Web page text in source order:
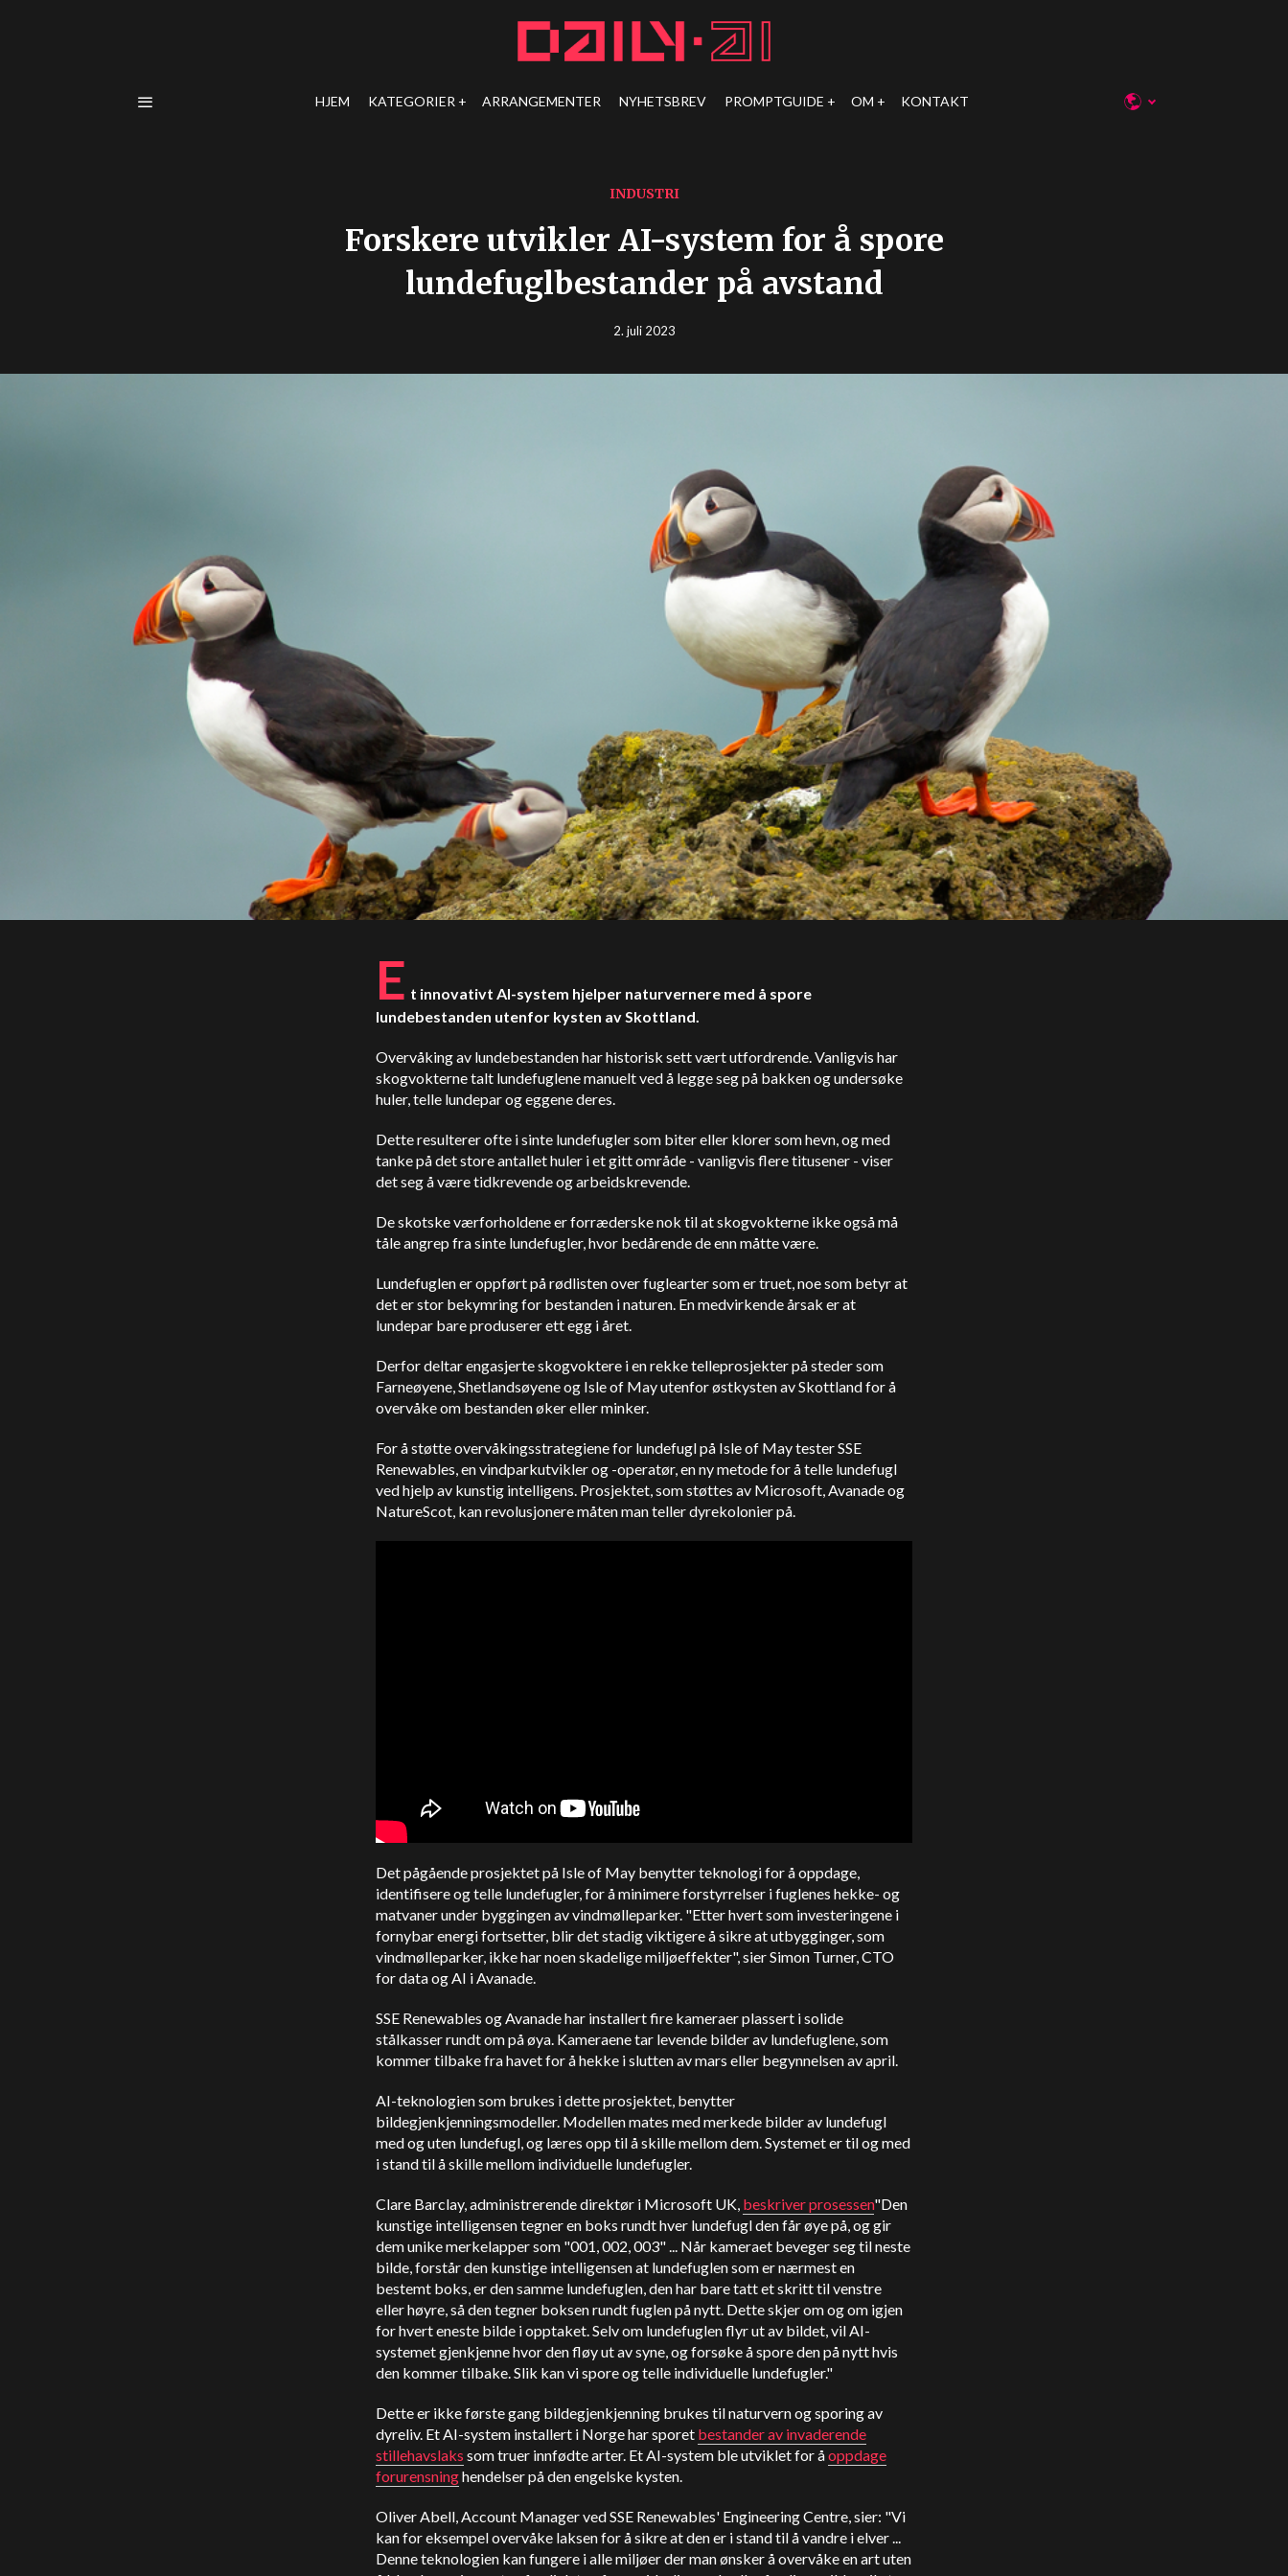
HJEM KATEGORIER ARRANGEMENTER NYHETSBREV PROMPTGUIDE OM KONTAKT
INDUSTRI
Forskere utvikler AI-system for å spore
lundefuglbestander på avstand
2. juli 2023
E t innovativt AI-system hjelper naturvernere med å spore
lundebestanden utenfor kysten av Skottland.
Overvåking av lundebestanden har historisk sett vært utfordrende. Vanligvis har
skogvokterne talt lundefuglene manuelt ved å legge seg på bakken og undersøke
huler, telle lundepar og eggene deres.
Dette resulterer ofte i sinte lundefugler som biter eller klorer som hevn, og med
tanke på det store antallet huler i et gitt område - vanligvis flere titusener - viser
det seg å være tidkrevende og arbeidskrevende.
De skotske værforholdene er forræderske nok til at skogvokterne ikke også må
tåle angrep fra sinte lundefugler, hvor bedårende de enn måtte være.
Lundefuglen er oppført på rødlisten over fuglearter som er truet, noe som betyr at
det er stor bekymring for bestanden i naturen. En medvirkende årsak er at
lundepar bare produserer ett egg i året.
Derfor deltar engasjerte skogvoktere i en rekke telleprosjekter på steder som
Farneøyene, Shetlandsøyene og Isle of May utenfor østkysten av Skottland for å
overvåke om bestanden øker eller minker.
For å støtte overvåkingsstrategiene for lundefugl på Isle of May tester SSE
Renewables, en vindparkutvikler og -operatør, en ny metode for å telle lundefugl
ved hjelp av kunstig intelligens. Prosjektet, som støttes av Microsoft, Avanade og
NatureScot, kan revolusjonere måten man teller dyrekolonier på.
Det pågående prosjektet på Isle of May benytter teknologi for å oppdage,
identifisere og telle lundefugler, for å minimere forstyrrelser i fuglenes hekke- og
matvaner under byggingen av vindmølleparker. "Etter hvert som investeringene i
fornybar energi fortsetter, blir det stadig viktigere å sikre at utbygginger, som
vindmølleparker, ikke har noen skadelige miljøeffekter", sier Simon Turner, CTO
for data og AI i Avanade.
SSE Renewables og Avanade har installert fire kameraer plassert i solide
stålkasser rundt om på øya. Kameraene tar levende bilder av lundefuglene, som
kommer tilbake fra havet for å hekke i slutten av mars eller begynnelsen av april.
AI-teknologien som brukes i dette prosjektet, benytter
bildegjenkjenningsmodeller. Modellen mates med merkede bilder av lundefugl
med og uten lundefugl, og læres opp til å skille mellom dem. Systemet er til og med
i stand til å skille mellom individuelle lundefugler.
Clare Barclay, administrerende direktør i Microsoft UK, beskriver prosessen"Den
kunstige intelligensen tegner en boks rundt hver lundefugl den får øye på, og gir
dem unike merkelapper som "001, 002, 003" ... Når kameraet beveger seg til neste
bilde, forstår den kunstige intelligensen at lundefuglen som er nærmest en
bestemt boks, er den samme lundefuglen, den har bare tatt et skritt til venstre
eller høyre, så den tegner boksen rundt fuglen på nytt. Dette skjer om og om igjen
for hvert eneste bilde i opptaket. Selv om lundefuglen flyr ut av bildet, vil AI-
systemet gjenkjenne hvor den fløy ut av syne, og forsøke å spore den på nytt hvis
den kommer tilbake. Slik kan vi spore og telle individuelle lundefugler."
Dette er ikke første gang bildegjenkjenning brukes til naturvern og sporing av
dyreliv. Et AI-system installert i Norge har sporet bestander av invaderende
stillehavslaks som truer innfødte arter. Et AI-system ble utviklet for åoppdage
forurensninghendelser på den engelske kysten.
Oliver Abell, Account Manager ved SSE Renewables' Engineering Centre, sier: "Vi
kan for eksempel overvåke laksen for å sikre at den er i stand til å vandre i elver ...
Denne teknologien kan fungere i alle miljøer der man ønsker å overvåke en art uten